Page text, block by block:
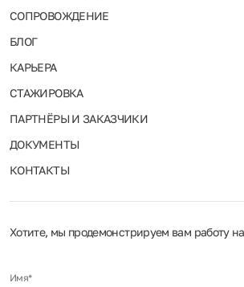
СОПРОВОЖДЕНИЕ
БЛОГ
КАРЬЕРА
СТАЖИРОВКА
ПАРТНЁРЫ И ЗАКАЗЧИКИ
ДОКУМЕНТЫ
КОНТАКТЫ
Хотите, мы продемонстрируем вам работу
Имя*